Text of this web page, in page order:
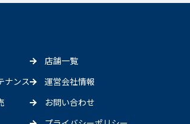
ナンス
店舗一覧
運営会社情報
お問い合わせ